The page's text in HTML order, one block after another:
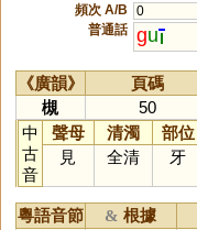
頻次 A/B
0
普通話 gu
《廣韻》 頁碼
槻
50
中
古
音
聲母 清濁 部位
見
全清 牙
粵語音節 & 根據